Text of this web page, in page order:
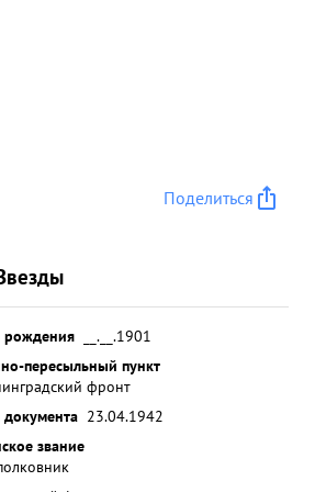
4 автомата 1 противотанковое
Поделиться
рождения
__.__.1901
пересыльный пункт
фронт
документа 23.04.1942
звание